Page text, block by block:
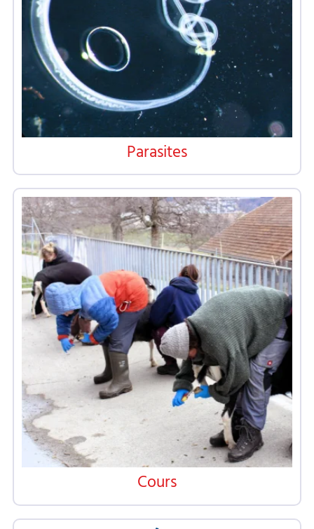
Parasites
Cours